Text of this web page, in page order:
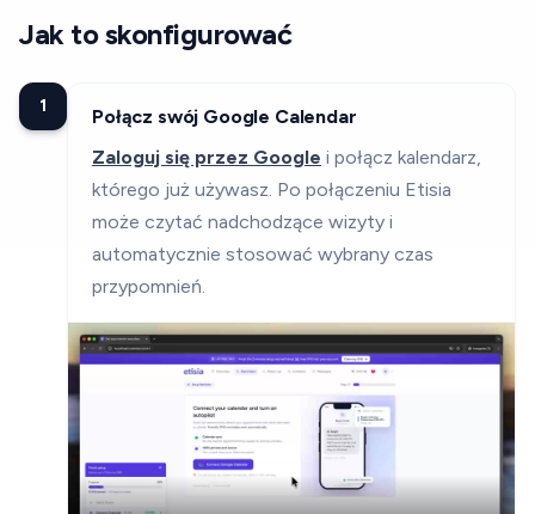
Kroki konfiguracji
Jak to skonfigurować
1
Połącz swój Google Calendar
Zaloguj się przez Google i połącz kalendarz,
którego już używasz. Po połączeniu Etisia
może czytać nadchodzące wizyty i
automatycznie stosować wybrany czas
przypomnień.